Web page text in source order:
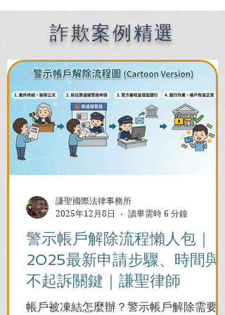
Filipinos in Taiwan:
Chien Sheng
International Law Firm
詐欺案例精選
警示帳戶解除流程懶人包｜
2025最新申請步驟、時間與
不起訴關鍵｜謙聖律師
帳戶被凍結怎麼辦？警示帳戶解除需要多
謙聖國際法律事務所
2025年12月8日
讀畢需時 6 分鐘